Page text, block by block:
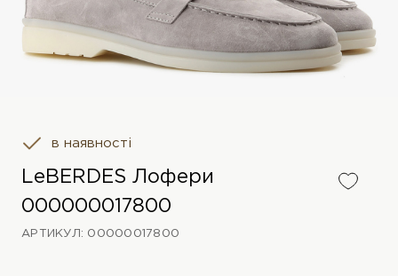
в наявності
LeBERDES Лофери
000000017800
АРТИКУЛ: 00000017800